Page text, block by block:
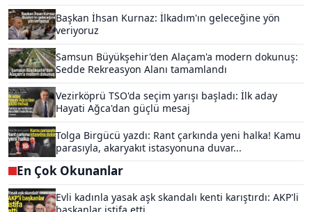
Başkan İhsan Kurnaz: İlkadım'ın geleceğine yön
veriyoruz
Samsun Büyükşehir'den Alaçam'a modern dokunuş:
Sedde Rekreasyon Alanı tamamlandı
Vezirköprü TSO'da seçim yarışı başladı: İlk aday
Hayati Ağca'dan güçlü mesaj
Tolga Birgücü yazdı: Rant çarkında yeni halka! Kamu
parasıyla, akaryakıt istasyonuna duvar...
En Çok Okunanlar
Evli kadınla yasak aşk skandalı kenti karıştırdı: AKP'li